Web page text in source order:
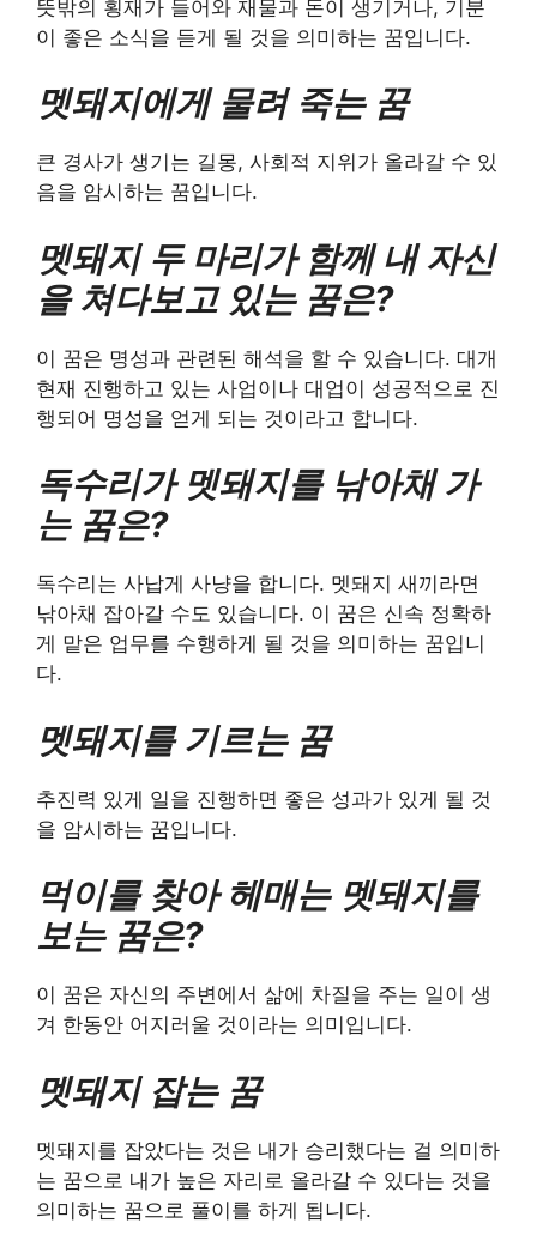
뜻밖의 횡재가 들어와 재물과 돈이 생기거나, 기분
이 좋은 소식을 듣게 될 것을 의미하는 꿈입니다.
멧돼지에게 물려 죽는 꿈
큰 경사가 생기는 길몽, 사회적 지위가 올라갈 수 있
음을 암시하는 꿈입니다.
멧돼지 두 마리가 함께 내 자신
을 쳐다보고 있는 꿈은?
이 꿈은 명성과 관련된 해석을 할 수 있습니다. 대개
현재 진행하고 있는 사업이나 대업이 성공적으로 진
행되어 명성을 얻게 되는 것이라고 합니다.
독수리가 멧돼지를 낚아채 가
는 꿈은?
독수리는 사납게 사냥을 합니다. 멧돼지 새끼라면
낚아채 잡아갈 수도 있습니다. 이 꿈은 신속 정확하
게 맡은 업무를 수행하게 될 것을 의미하는 꿈입니
다.
멧돼지를 기르는 꿈
추진력 있게 일을 진행하면 좋은 성과가 있게 될 것
을 암시하는 꿈입니다.
먹이를 찾아 헤매는 멧돼지를
보는 꿈은?
이 꿈은 자신의 주변에서 삶에 차질을 주는 일이 생
겨 한동안 어지러울 것이라는 의미입니다.
멧돼지 잡는 꿈
멧돼지를 잡았다는 것은 내가 승리했다는 걸 의미하
는 꿈으로 내가 높은 자리로 올라갈 수 있다는 것을
의미하는 꿈으로 풀이를 하게 됩니다.